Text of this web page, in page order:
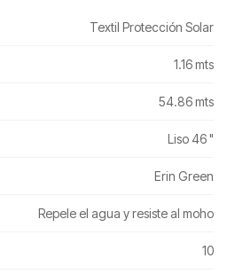
Textil Protección Solar
1.16 mts
54.86 mts
Liso 46 "
Erin Green
Repele el agua y resiste al moho
10